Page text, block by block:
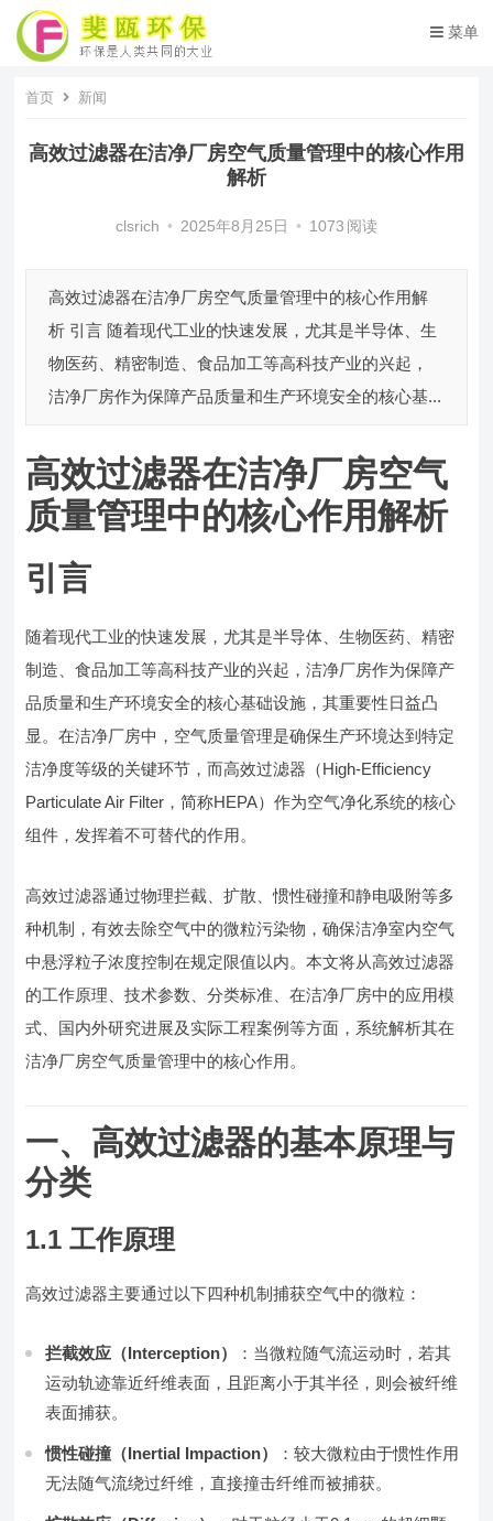
菜单
首页 新闻
高效过滤器在洁净厂房空气质量管理中的核心作用
解析
clsrich • 2025年8月25日 • 1073 阅读
高效过滤器在洁净厂房空气质量管理中的核心作用解
析 引言 随着现代工业的快速发展，尤其是半导体、生
物医药、精密制造、食品加工等高科技产业的兴起，
洁净厂房作为保障产品质量和生产环境安全的核心基...
高效过滤器在洁净厂房空气
质量管理中的核心作用解析
引言
随着现代工业的快速发展，尤其是半导体、生物医药、精密
制造、食品加工等高科技产业的兴起，洁净厂房作为保障产
品质量和生产环境安全的核心基础设施，其重要性日益凸
显。在洁净厂房中，空气质量管理是确保生产环境达到特定
洁净度等级的关键环节，而高效过滤器（High-Efficiency
Particulate Air Filter，简称HEPA）作为空气净化系统的核心
组件，发挥着不可替代的作用。
高效过滤器通过物理拦截、扩散、惯性碰撞和静电吸附等多
种机制，有效去除空气中的微粒污染物，确保洁净室内空气
中悬浮粒子浓度控制在规定限值以内。本文将从高效过滤器
的工作原理、技术参数、分类标准、在洁净厂房中的应用模
式、国内外研究进展及实际工程案例等方面，系统解析其在
洁净厂房空气质量管理中的核心作用。
一、高效过滤器的基本原理与
分类
1.1 工作原理
高效过滤器主要通过以下四种机制捕获空气中的微粒：
拦截效应（Interception）
：当微粒随气流运动时，若其
运动轨迹靠近纤维表面，且距离小于其半径，则会被纤维
表面捕获。
惯性碰撞（Inertial Impaction）
：较大微粒由于惯性作用
无法随气流绕过纤维，直接撞击纤维而被捕获。